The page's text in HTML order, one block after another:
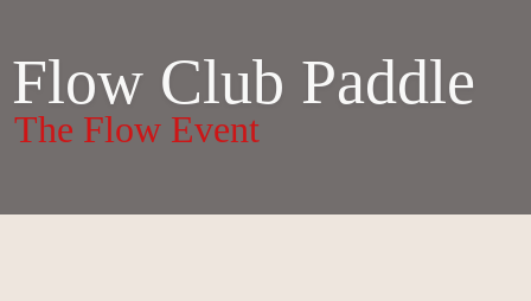
Flow Club Paddle
The Flow Event